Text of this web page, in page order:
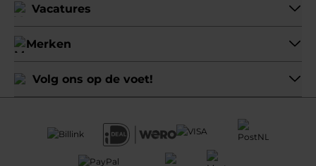
Vacatures
Merken
Volg ons op de voet!